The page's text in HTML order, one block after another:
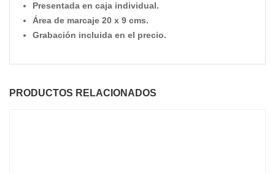
Presentada en caja individual.
Área de marcaje 20 x 9 cms.
Grabación incluida en el precio.
PRODUCTOS RELACIONADOS